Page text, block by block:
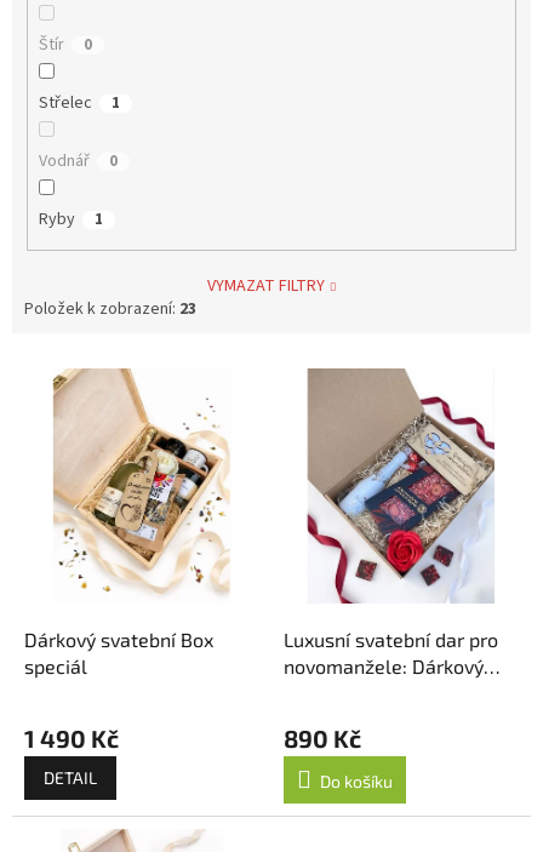
Štír 0
Střelec 1
Vodnář 0
Ryby 1
VYMAZAT FILTRY
Položek k zobrazení: 23
Dárkový svatební Box
speciál
1 490 Kč
DETAIL
Luxusní svatební dar pro
novomanžele: Dárkový
890 Kč
Do košíku